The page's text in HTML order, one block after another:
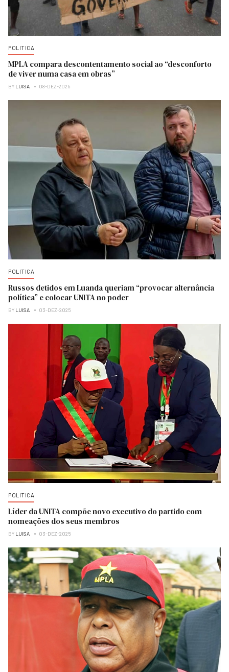
POLITICA
MPLA compara descontentamento social ao “desconforto
de viver numa casa em obras”
BY LUISA 08-DEZ-2025
POLITICA
Russos detidos em Luanda queriam “provocar alternância
política” e colocar UNITA no poder
BY LUISA 03-DEZ-2025
POLITICA
Líder da UNITA compõe novo executivo do partido com
nomeações dos seus membros
BY LUISA 03-DEZ-2025